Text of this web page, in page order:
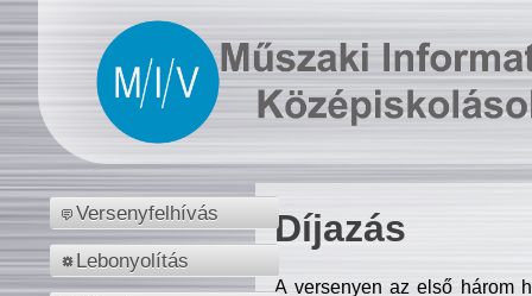
Versenyfelhívás
Lebonyolítás
Díjazás
A versenyen az első három